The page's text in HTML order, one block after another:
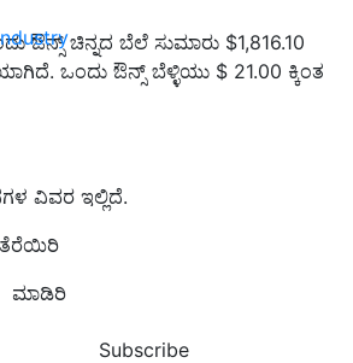
Subscribe
ಔನ್ಸ್ ಚಿನ್ನದ ಬೆಲೆ ಸುಮಾರು $1,816.10
ಒಂದು ಔನ್ಸ್ ಬೆಳ್ಳಿಯು $ 21.00 ಕ್ಕಿಂತ
ವಿವರ ಇಲ್ಲಿದೆ.
ತೆರೆಯಿರಿ
ಮಾಡಿರಿ